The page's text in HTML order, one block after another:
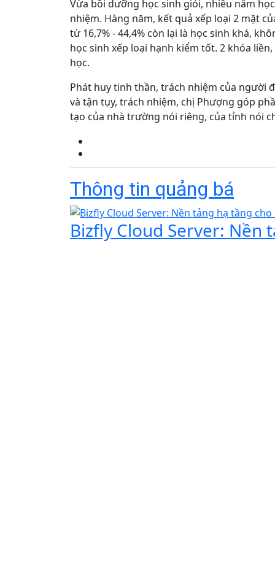
Vừa bồi dưỡng học sinh giỏi, nhiều năm
nhiệm. Hàng năm, kết quả xếp loại 2 mặt
từ 16,7% - 44,4% còn lại là học sinh khá,
học sinh xếp loại hạnh kiểm tốt. 2 khóa
học.
Phát huy tinh thần, trách nhiệm của người
và tận tụy, trách nhiệm, chị Phượng góp
tạo của nhà trường nói riêng, của tỉnh nói
Thông tin quảng bá
Bizfly Cloud Server: Nền